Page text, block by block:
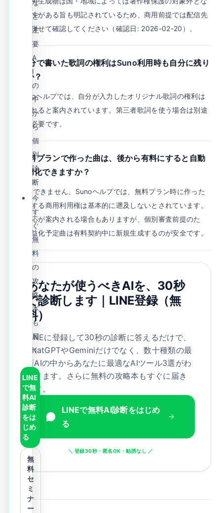
る可能性がある旨も明記されているため、商用前提では配信先
規約も併せて確認してください（確認日: 2026-02-20）。
自分で書いた歌詞の権利はSuno利用時も自分に残り
ますか？
Sunoヘルプでは、自分が入力したオリジナル歌詞の権利は
保持されると案内されています。第三者歌詞を使う場合は別途
許諾が必要です。
無料プランで作った曲は、後から有料にすると自動
で商用化できますか？
原則できません。Sunoヘルプでは、無料プラン時に作った
曲に対する商用利用権は基本的に遡及しないとされています。
例外対応が案内される場合もありますが、個別審査前提のた
め、収益化予定曲は有料契約中に新規生成するのが安全です。
あなたが使うべきAIを、30秒
で診断します｜LINE登録（無
料）
LINEに登録して30秒の診断に答えるだけで、
ChatGPTやGeminiだけでなく、数十種類の最
新AIの中からあなたに最適なAIツール3選がわ
かります。さらに無料の攻略本もすぐに届き
ます。
LINEで無料AI診断をはじめ
る
＼ 登録30秒・匿名OK・勧誘なし ／
な
ど
主
要
A
I
の
中
か
ら
個
別
診
断
今
す
ぐ
無
料
の
攻
略
本
も
届
く
LINE
で無
料AI
診断
をは
じめ
る
無
料
セ
ミ
ナ
ー